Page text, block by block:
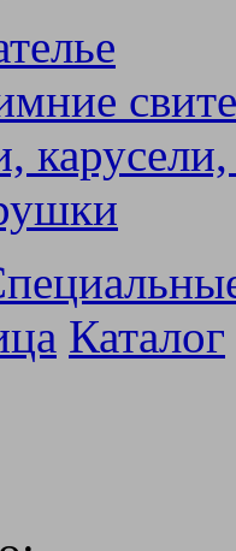
карусели,
Каталог